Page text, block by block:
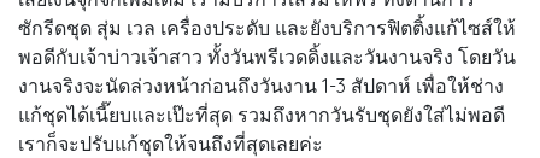
ซักรีดชุด สุ่ม เวล เครื่องประดับ และยังบริการฟิตติ้งแก้ไซส์ให้
พอดีกับเจ้าบ่าวเจ้าสาว ทั้งวันพรีเวดดิ้งและวันงานจริง โดยวัน
งานจริงจะนัดล่วงหน้าก่อนถึงวันงาน 1-3 สัปดาห์ เพื่อให้ช่าง
แก้ชุดได้เนี๊ยบและเป๊ะที่สุด รวมถึงหากวันรับชุดยังใส่ไม่พอดี
เราก็จะปรับแก้ชุดให้จนถึงที่สุดเลยค่ะ